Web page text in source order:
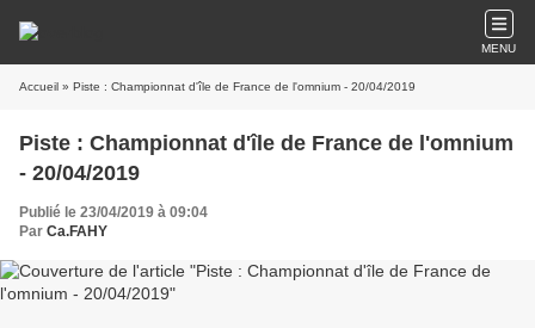
MENU
Accueil » Piste : Championnat d'île de France de l'omnium - 20/04/2019
Piste : Championnat d'île de France de l'omnium
- 20/04/2019
Publié le 23/04/2019 à 09:04
Par Ca.FAHY